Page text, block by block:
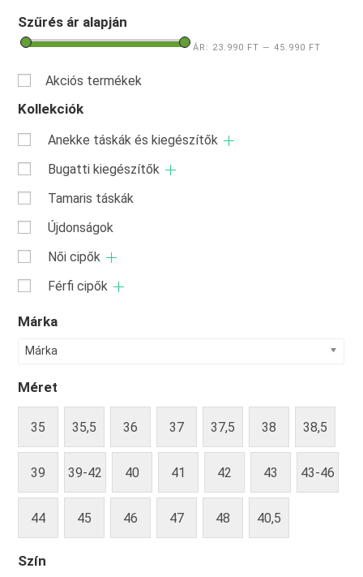
Szűrés ár alapján
ÁR: 23.990 FT —45.990 FT
Akciós termékek
Kollekciók
Anekke táskák és kiegészítők
Bugatti kiegészítők
Tamaris táskák
Újdonságok
Női cipők
Férfi cipők
Márka
Márka
Méret
35 35,5 36 37 37,5 38 38,5
39 39-42 40 41 42 43 43-46
44 45 46 47 48 40,5
Szín